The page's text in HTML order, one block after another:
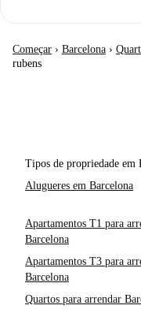
Começar › Barcelona ›
rubens
Tipos de propriedade em
Alugueres em Barcelona
Apartamentos T1 para
Barcelona
Apartamentos T3 para
Barcelona
Quartos para arrendar